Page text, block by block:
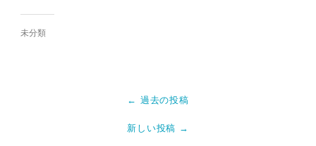
未分類
← 過去の投稿
新しい投稿 →